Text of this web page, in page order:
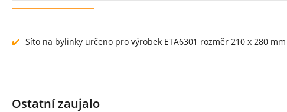
Síto na bylinky určeno pro výrobek ETA6301 rozměr 210 x 280 mm
Ostatní zaujalo